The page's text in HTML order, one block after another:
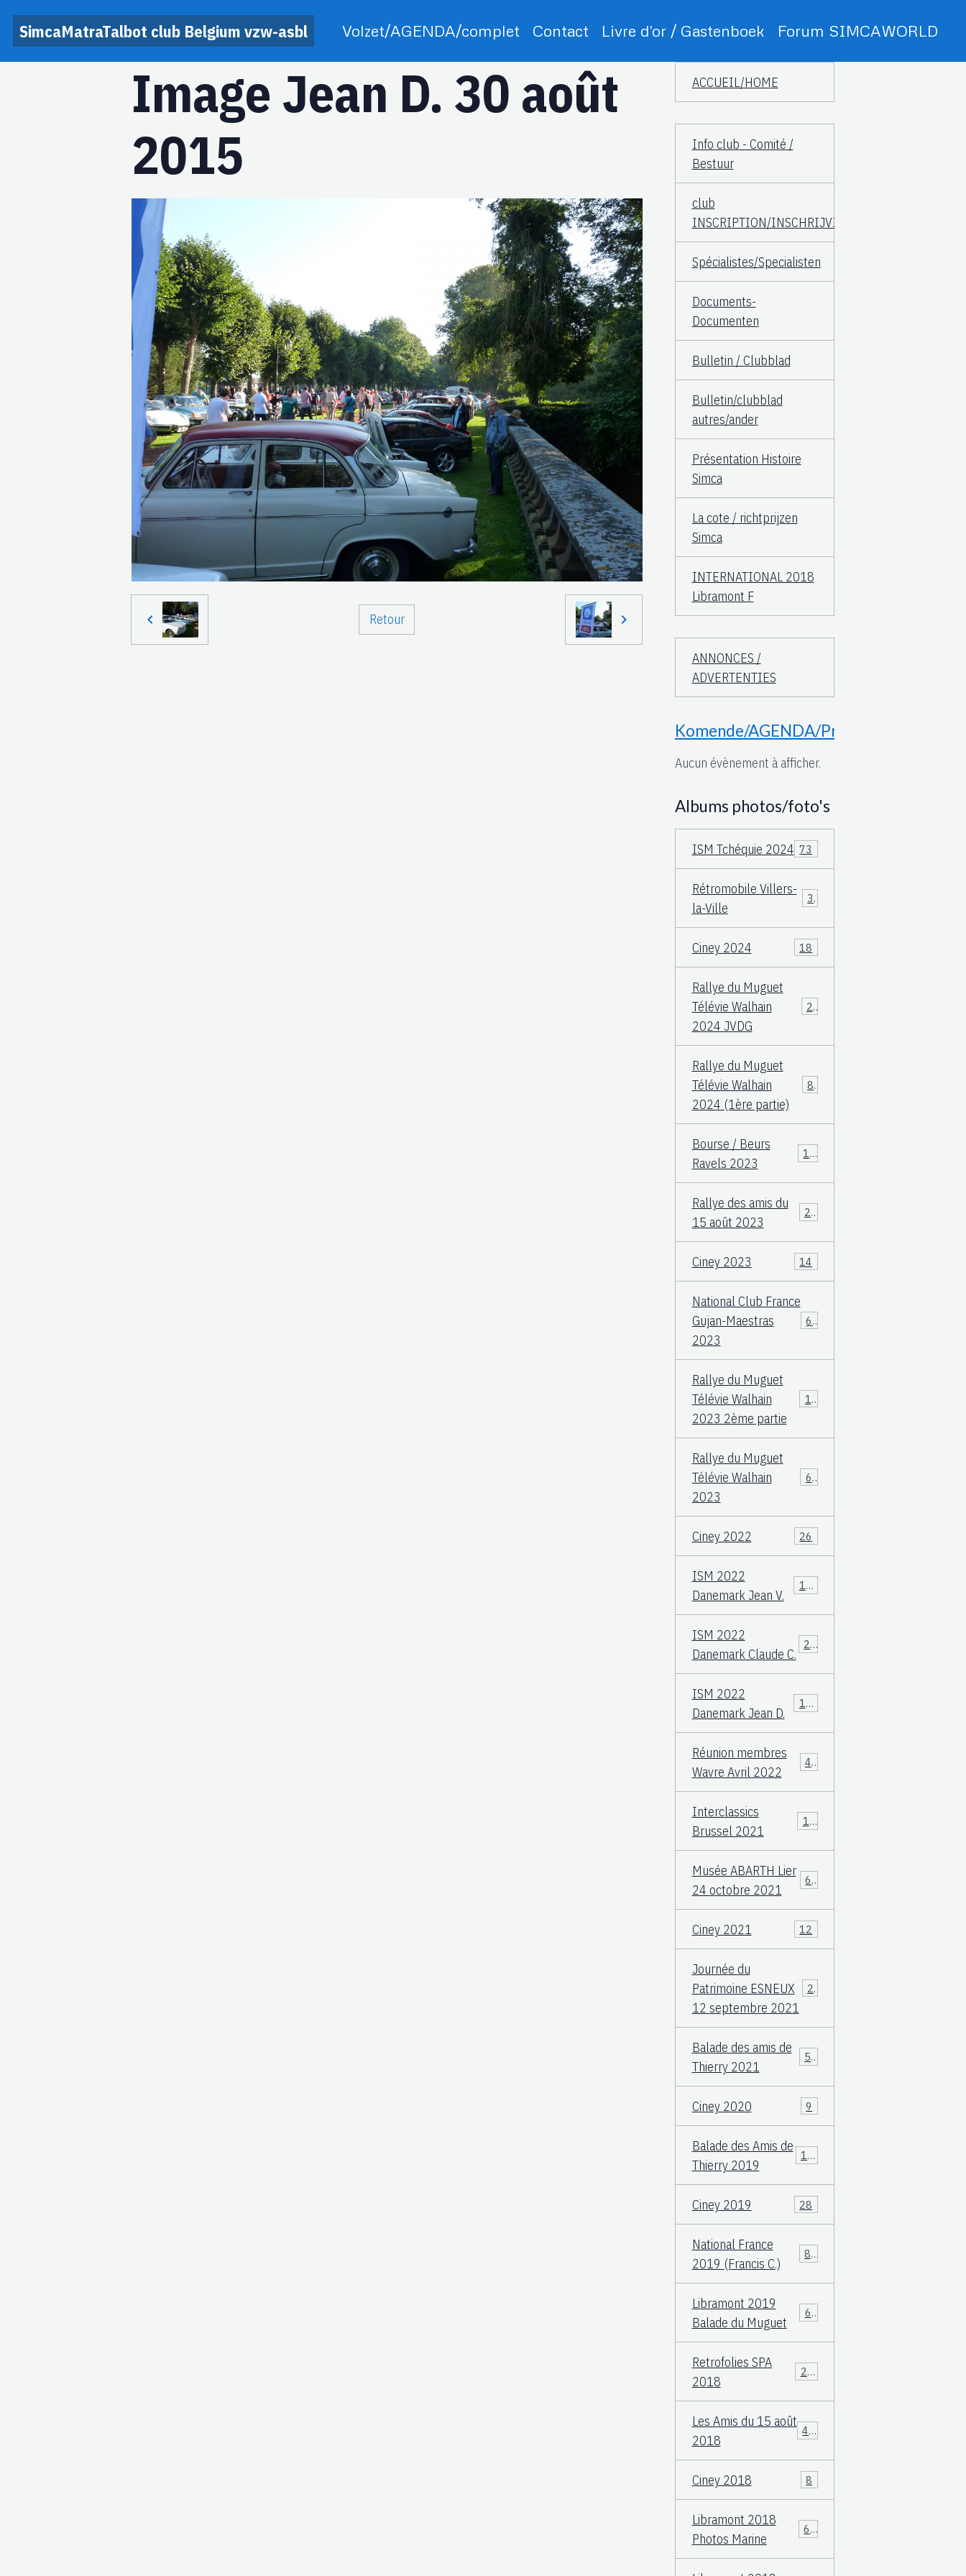
SimcaMatraTalbot club Belgium vzw-asbl Volzet/AGENDA/complet Contact Livre d'or / Gastenboek Forum SIMCAWORLD
Image Jean D. 30 août
2015
Retour
ACCUEIL/HOME
Info club - Comité /
Bestuur
club
INSCRIPTION/INSCHRIJVING
Spécialistes/Specialisten
Documents-
Documenten
Bulletin / Clubblad
Bulletin/clubblad
autres/ander
Présentation Histoire
Simca
La cote / richtprijzen
Simca
INTERNATIONAL 2018
Libramont F
ANNONCES /
ADVERTENTIES
Komende/AGENDA/Proche
Aucun évènement à afficher.
Albums photos/foto's
ISM Tchéquie 2024 73
Rétromobile Villers-
la-Ville
3
Ciney 2024 18
Rallye du Muguet
Télévie Walhain
2024 JVDG
23
Rallye du Muguet
Télévie Walhain
2024 (1ère partie)
88
Bourse / Beurs
Ravels 2023
12
Rallye des amis du
15 août 2023
25
Ciney 2023 14
National Club France
Gujan-Maestras
2023
64
Rallye du Muguet
Télévie Walhain
2023 2ème partie
135
Rallye du Muguet
Télévie Walhain
2023
60
Ciney 2022 26
ISM 2022
Danemark Jean V.
106
ISM 2022
Danemark Claude C.
23
ISM 2022
Danemark Jean D.
108
Réunion membres
Wavre Avril 2022
49
Interclassics
Brussel 2021
17
Musée ABARTH Lier
24 octobre 2021
60
Ciney 2021 12
Journée du
Patrimoine ESNEUX
12 septembre 2021
23
Balade des amis de
Thierry 2021
57
Ciney 2020 9
Balade des Amis de
Thierry 2019
117
Ciney 2019 28
National France
2019 (Francis C.)
83
Libramont 2019
Balade du Muguet
60
Retrofolies SPA
2018
25
Les Amis du 15 août
2018
40
Ciney 2018 8
Libramont 2018
Photos Marine
66